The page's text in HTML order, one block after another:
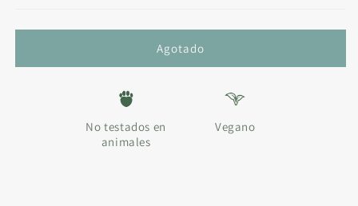
Agotado
No testados en
animales
Vegano